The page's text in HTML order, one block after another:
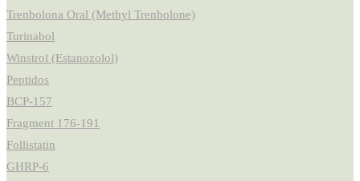
Trenbolona Oral (Methyl Trenbolone)
Turinabol
Winstrol (Estanozolol)
Peptidos
BCP-157
Fragment 176-191
Follistatin
GHRP-6